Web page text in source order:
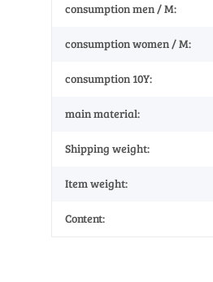
consumption men / M:
consumption women / M:
consumption 10Y:
main material:
Shipping weight:
Item weight:
Content: